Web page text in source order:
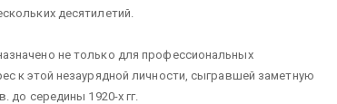
десятилетий.
не только для профессиональных
к этой незаурядной личности, сыгравшей заметную
до середины 1920-х гг.